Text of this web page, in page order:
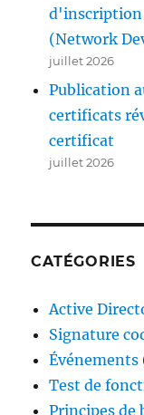
d'inscription
(Network
juillet 2026
Publication
certificats
certificat
juillet 2026
CATÉGORIES
Active
Signature
Événements
Test de
Principes de